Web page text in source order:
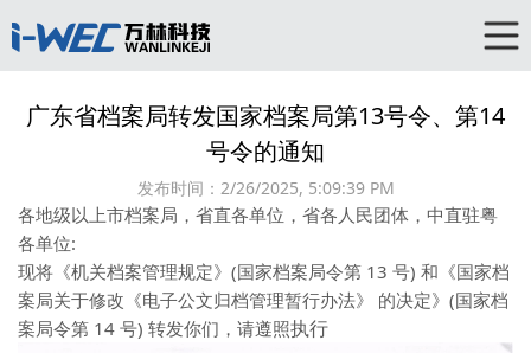
广东省档案局转发国家档案局第13号令、第14
号令的通知
发布时间： 2/26/2025, 5:09:39 PM
各地级以上市档案局，省直各单位，省各人民团体，中直驻粤
各单位:
现将《机关档案管理规定》(国家档案局令第 13 号) 和《国家档
案局关于修改《电子公文归档管理暂行办法》 的决定》(国家档
案局令第 14 号) 转发你们，请遵照执行